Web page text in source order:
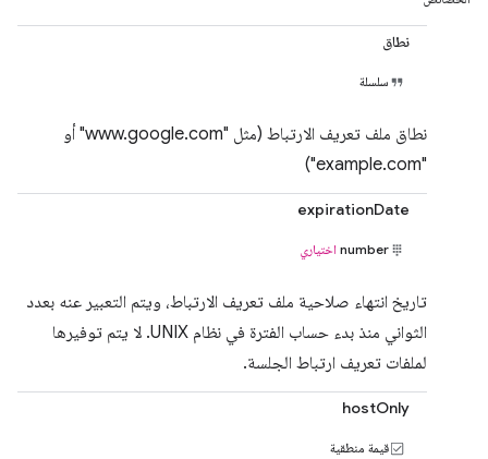
نطاق
سلسلة
نطاق ملف تعريف الارتباط (مثل "www.google.com" أو
"example.com")
expirationDate
number اختياري
تاريخ انتهاء صلاحية ملف تعريف الارتباط، ويتم التعبير عنه بعدد
الثواني منذ بدء حساب الفترة في نظام UNIX. لا يتم توفيرها
لملفات تعريف ارتباط الجلسة.
hostOnly
قيمة منطقية